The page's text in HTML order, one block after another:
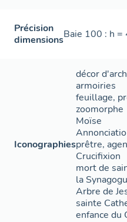
Précision
dimensionsBaie 100 : h =
Iconographies
décor
armoiries
feuillage,
zoomorphe
Moïse
prêtre,
Crucifixion
mort de
la
Arbre de
sainte
enfance du